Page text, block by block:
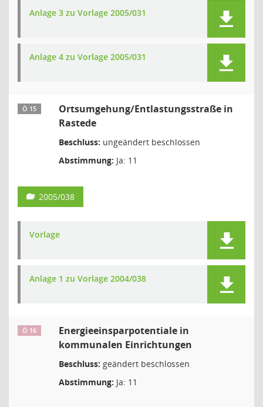
Anlage 3 zu Vorlage 2005/031
Anlage 4 zu Vorlage 2005/031
Ö 15
Ortsumgehung/Entlastungsstraße in
Rastede
Beschluss: ungeändert beschlossen
Abstimmung: Ja: 11
2005/038
Vorlage
Anlage 1 zu Vorlage 2004/038
Ö 16
Energieeinsparpotentiale in
kommunalen Einrichtungen
Beschluss: geändert beschlossen
Abstimmung: Ja: 11